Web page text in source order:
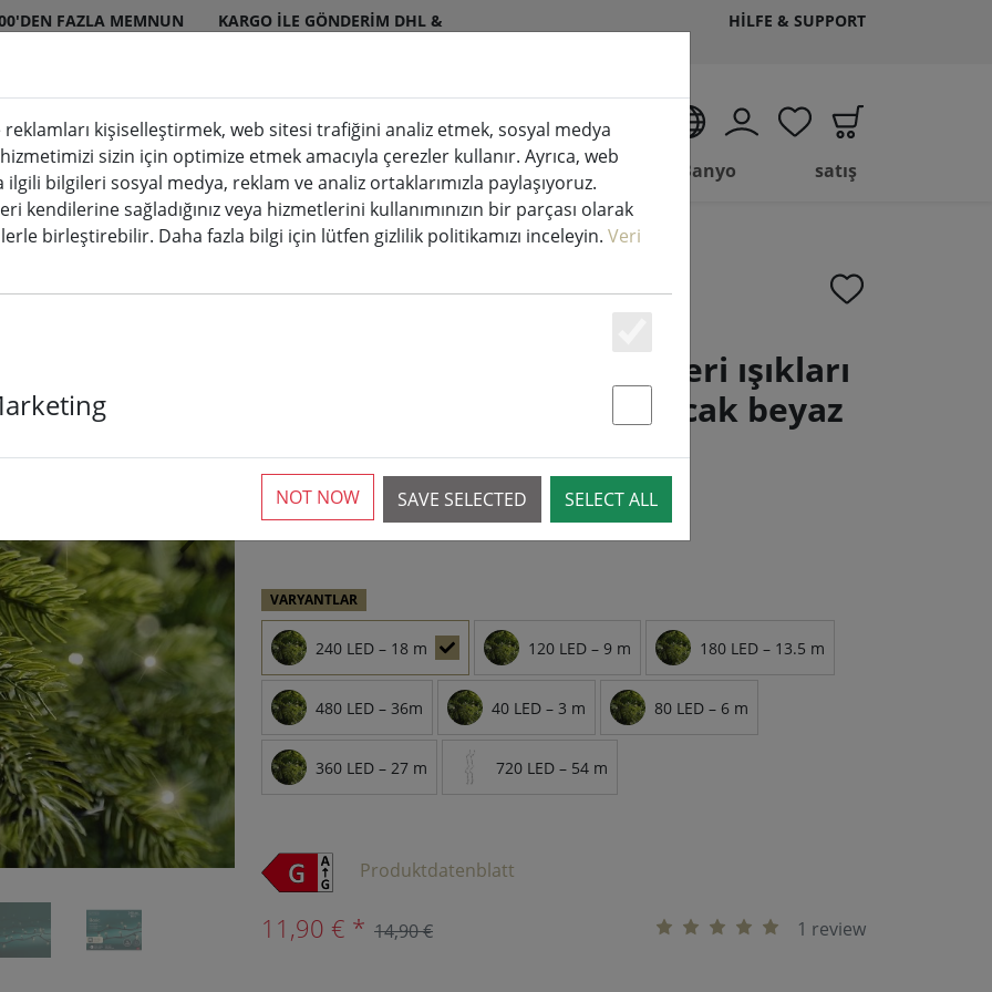
FAZLA MEMNUN
KARGO ILE GÖNDERIM DHL &
HILFE & SUPPORT
iç ve dış mekan
Mutfak & Yemek Yaşam Banyo satış
Kaemingk Lumineo LED peri ışıkları
Dimmerli Basic 240 LED sıcak beyaz
dış mekan 18 m siyah
›
10'dan fazla mevcut
VARYANTLAR
240 LED – 18 m 120 LED – 9 m 180 LED – 13.5 m
480 LED – 36m 40 LED – 3 m 80 LED – 6 m
360 LED – 27 m 720 LED – 54 m
Produktdatenblatt
1 review
11,90 € * 14,90 €
kişiselleştirmek, web sitesi trafiğini analiz etmek, sosyal medya
sizin için optimize etmek amacıyla çerezler kullanır. Ayrıca, web
ilgili bilgileri sosyal medya, reklam ve analiz ortaklarımızla paylaşıyoruz.
kendilerine sağladığınız veya hizmetlerini kullanımınızın bir parçası olarak
birleştirebilir. Daha fazla bilgi için lütfen gizlilik politikamızı inceleyin. Veri
Essenziell
Statstik & Marketing
SAVE SELECTED SELECT ALL
NOT NOW